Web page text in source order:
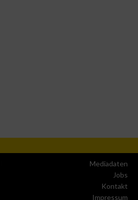
Mediadaten
Jobs
Kontakt
Impressum